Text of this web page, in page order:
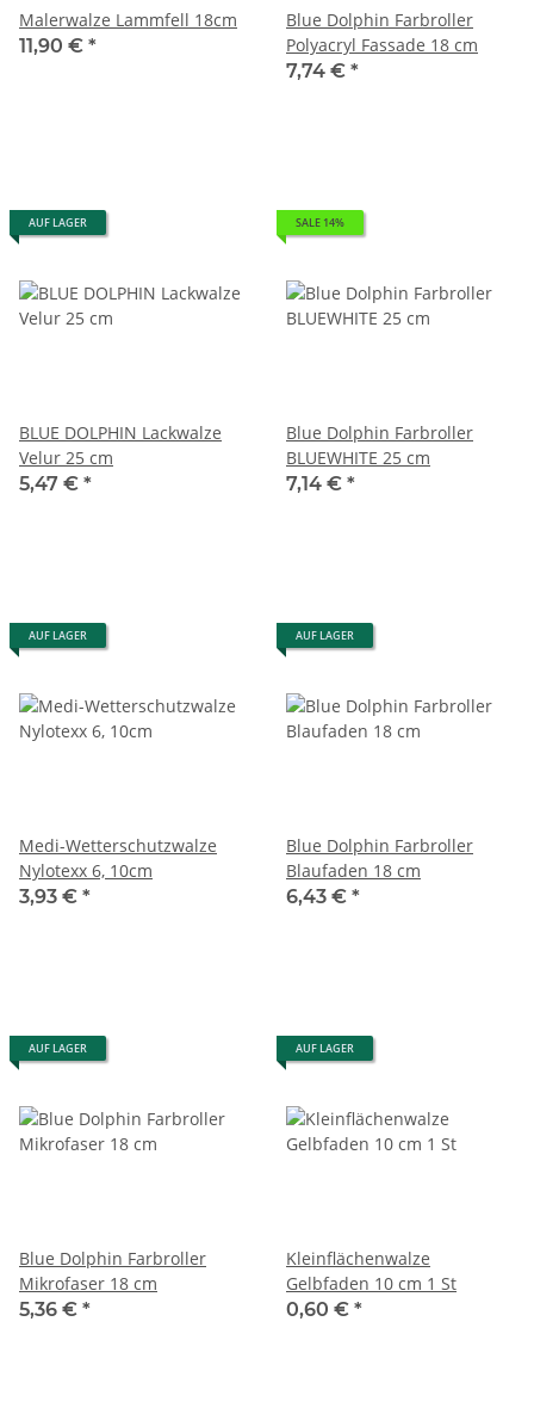
Malerwalze Lammfell 18cm
11,90 € *
Blue Dolphin Farbroller
Polyacryl Fassade 18 cm
7,74 € *
AUF LAGER
BLUE DOLPHIN Lackwalze
Velur 25 cm
5,47 € *
SALE 14%
Blue Dolphin Farbroller
BLUEWHITE 25 cm
7,14 € *
AUF LAGER
Medi-Wetterschutzwalze
Nylotexx 6, 10cm
3,93 € *
AUF LAGER
Blue Dolphin Farbroller
Blaufaden 18 cm
6,43 € *
AUF LAGER
Blue Dolphin Farbroller
Mikrofaser 18 cm
5,36 € *
AUF LAGER
Kleinflächenwalze
Gelbfaden 10 cm 1 St
0,60 € *